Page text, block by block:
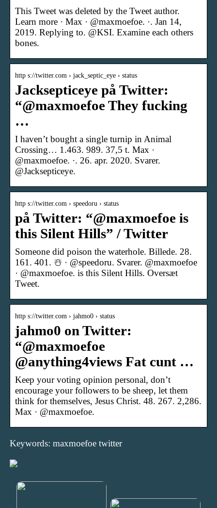
This Tweet was deleted by the Tweet author.
Learn more · Max · @maxmoefoe. ·. Jan 14,
2019. Replying to. @KSI. Examine each others
bones.
http s://twitter.com › jack_septic_eye › status
Jacksepticeye på Twitter:
“@maxmoefoe They fucking
…
I haven’t bought a single turnip in Animal
Crossing… 1.463. 989. 37,5 t. Max ·
@maxmoefoe. ·. 26. apr. 2020. Svarer.
@Jacksepticeye.
http s://twitter.com › speedoru › status
på Twitter: “@maxmoefoe is
this Silent Hills” / Twitter
Someone did poison the waterhole. Billede. 28.
161. 401. ☃️ · @speedoru. Svarer. @maxmoefoe
· @maxmoefoe. is this Silent Hills. Oversæt
Tweet.
http s://twitter.com › jahmo0 › status
jahmo0 on Twitter:
“@maxmoefoe
@anything4views Fat cunt …
Keep your voting opinion personal, don’t
encourage your followers to be sheep, let them
think for themselves, Jesus Christ. 48. 267. 2,286.
Max · @maxmoefoe.
Keywords: maxmoefoe twitter